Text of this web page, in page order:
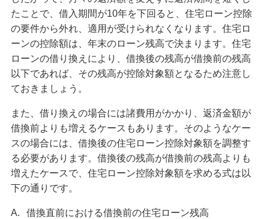
たことで、借入期間が10年を下回ると、住宅ローン控除
の要件から外れ、適用が受けられなくなります。住宅ロ
ーンの控除額は、年末のローン残高で決まります。住宅
ローンの借り換えにより、借換後の残高が借換前の残高
以下であれば、その残高が控除対象額となるため注意し
ておきましょう。
また、借り換えの場合には諸費用がかかり、返済金額が
借換前よりも増えるケースもあります。そのようなケー
スの場合には、借換後の住宅ローン控除対象額を調整す
る必要があります。借換後の残高が借換前の残高よりも
増えたケースで、住宅ローン控除対象額を求める式は以
下の通りです。
A.
借換直前における借換前の住宅ローン残高